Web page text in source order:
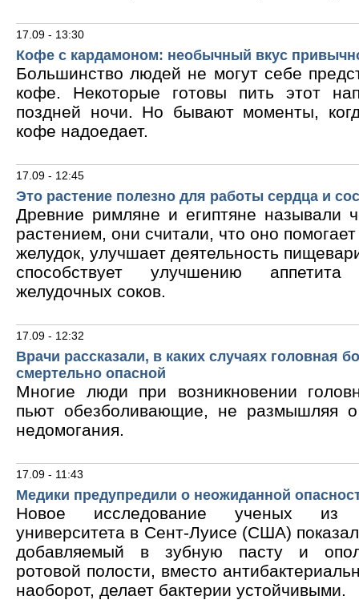
17.09 - 13:30
Кофе с кардамоном: необычный вкус
Большинство людей не могут себе
кофе. Некоторые готовы пить этот
поздней ночи. Но бывают моменты,
кофе надоедает.
17.09 - 12:45
Это растение полезно для работы сердца и
Древние римляне и египтяне называли
растением, они считали, что оно
желудок, улучшает деятельность
способствует улучшению
желудочных соков.
17.09 - 12:32
Врачи рассказали, в каких случаях головная
смертельно опасной
Многие люди при возникновении
пьют обезболивающие, не размышляя о
недомогания.
17.09 - 11:43
Медики предупредили о неожиданной
Новое исследование ученых из
университета в Сент-Луисе (США)
добавляемый в зубную пасту и
ротовой полости, вместо
наоборот, делает бактерии устойчивыми.